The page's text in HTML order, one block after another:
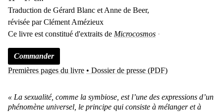
Traduction de Gérard Blanc et Anne de Beer,
révisée par Clément Amézieux
Ce livre est constitué d'extraits de Microcosmos
Commander
Premières pages du livre • Dossier de presse (PDF)
« La sexualité, comme la symbiose, est l’une des expressions d’un
phénomène universel, le principe qui consiste à mélanger et à